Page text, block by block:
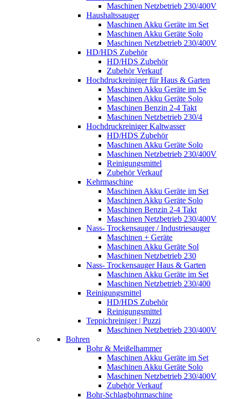
Maschinen Netzbetrieb 230/400V
Haushaltssauger
Maschinen Akku Geräte im Set
Maschinen Akku Geräte Solo
Maschinen Netzbetrieb 230/400V
HD/HDS Zubehör
HD/HDS Zubehör
Zubehör Verkauf
Hochdruckreiniger für Haus & Garten
Maschinen Akku Geräte im Se
Maschinen Akku Geräte Solo
Maschinen Benzin 2-4 Takt
Maschinen Netzbetrieb 230/4
Hochdruckreiniger Kaltwasser
HD/HDS Zubehör
Maschinen Akku Geräte Solo
Maschinen Netzbetrieb 230/400V
Reinigungsmittel
Zubehör Verkauf
Kehrmaschine
Maschinen Akku Geräte im Set
Maschinen Akku Geräte Solo
Maschinen Benzin 2-4 Takt
Maschinen Netzbetrieb 230/400V
Nass- Trockensauger / Industriesauger
Maschinen + Geräte
Maschinen Akku Geräte Sol
Maschinen Netzbetrieb 230
Nass- Trockensauger Haus & Garten
Maschinen Akku Geräte im Set
Maschinen Netzbetrieb 230/400
Reinigungsmittel
HD/HDS Zubehör
Reinigungsmittel
Teppichreiniger | Puzzi
Maschinen Netzbetrieb 230/400V
Bohren
Bohr & Meißelhammer
Maschinen Akku Geräte im Set
Maschinen Akku Geräte Solo
Maschinen Netzbetrieb 230/400V
Zubehör Verkauf
Bohr-Schlagbohrmaschine